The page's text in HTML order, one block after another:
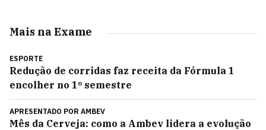
Mais na Exame
ESPORTE
Redução de corridas faz receita da Fórmula 1
encolher no 1º semestre
APRESENTADO POR AMBEV
Mês da Cerveja: como a Ambev lidera a evolução